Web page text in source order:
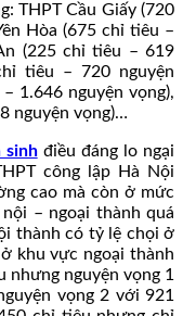
THPT Cầu Giấy (720
Hòa (675 chỉ tiêu –
(225 chỉ tiêu – 619
tiêu – 720 nguyện
1.646 nguyện vọng),
nguyện vọng)…
sinh điều đáng lo ngại
công lập Hà Nội
cao mà còn ở mức
– ngoại thành quá
thành có tỷ lệ chọi ở
khu vực ngoại thành
nguyện vọng 1
vọng 2 với 921